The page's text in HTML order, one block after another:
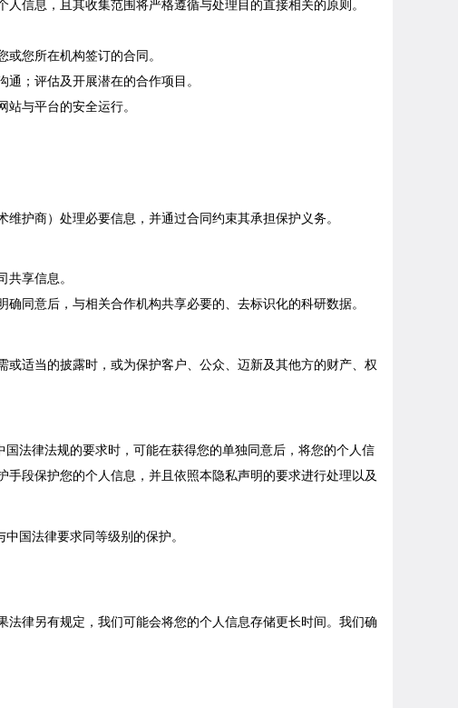
信息，且其收集范围将严格遵循与处理目的直接相关的原则。
您所在机构签订的合同。
；评估及开展潜在的合作项目。
与平台的安全运行。
护商）处理必要信息，并通过合同约束其承担保护义务。
共享信息。
确同意后，与相关合作机构共享必要的、去标识化的科研数据。
适当的披露时，或为保护客户、公众、 迈新及其他方的财产、权
法律法规的要求时，可能在获得您的单独同意后，将您的个人信
段保护您的个人信息，并且依照本隐私声明的要求进行处理以及
国法律要求同等级别的保护。
律另有规定，我们可能会将您的个人信息存储更长时间。我们确